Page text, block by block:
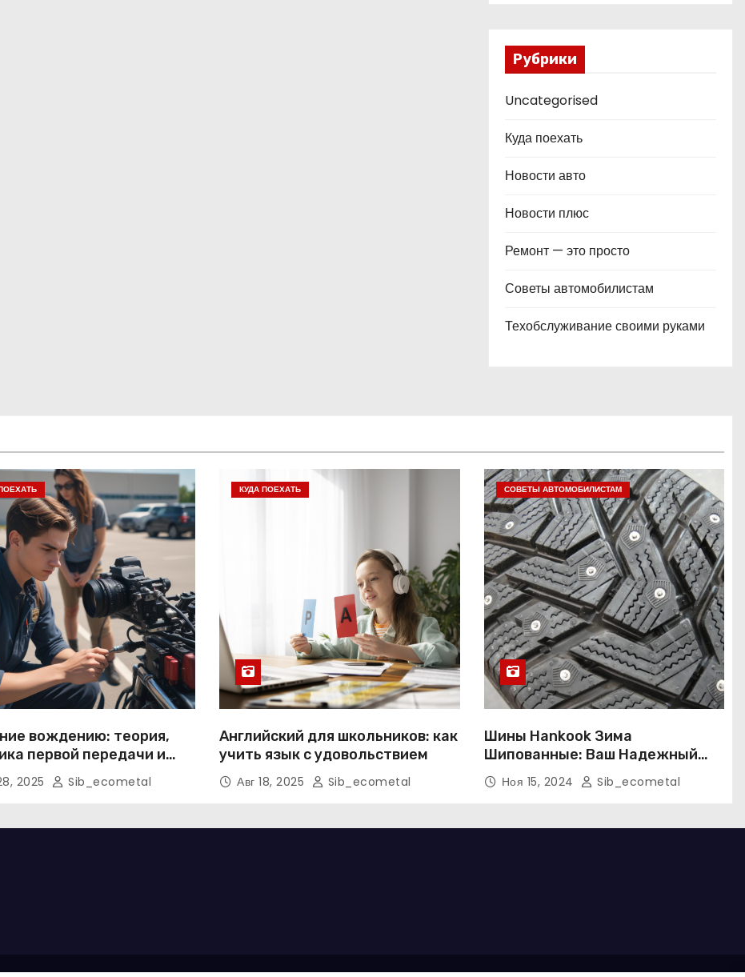
Рубрики
Uncategorised
Куда поехать
Новости авто
Новости плюс
Ремонт — это просто
Советы автомобилистам
Техобслуживание своими руками
вождению: теория,
первой передачи и
к экзаменам
2025 Sib_ecometal
КУДА ПОЕХАТЬ
Английский для школьников: как
учить язык с удовольствием
Авг 18, 2025 Sib_ecometal
СОВЕТЫ АВТОМОБИЛИСТАМ
Шины Hankook Зима
Шипованные: Ваш Надежный
Партнёр на Снежных Дорогах
Ноя 15, 2024 Sib_ecometal